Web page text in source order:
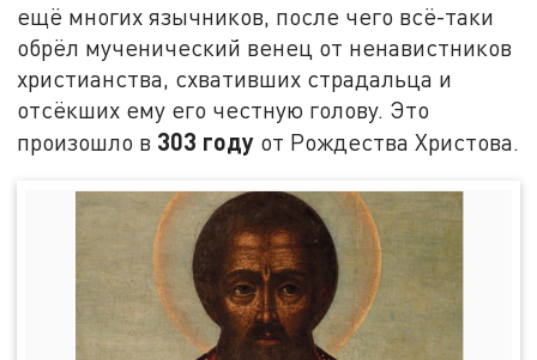
ещё многих язычников, после чего всё-таки
обрёл мученический венец от ненавистников
христианства, схвативших страдальца и
отсёкших ему его честную голову. Это
произошло в 303 году от Рождества Христова.